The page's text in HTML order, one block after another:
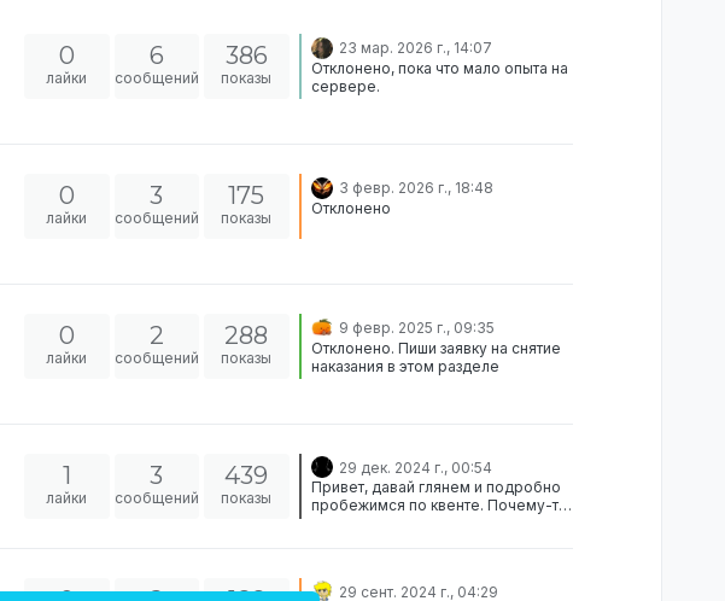
0
лайки
6
сообщений
386
показы
23 мар. 2026 г., 14:07
Отклонено, пока что мало опыта на
сервере.
0
лайки
3
сообщений
175
показы
3 февр. 2026 г., 18:48
Отклонено
0
лайки
2
сообщений
288
показы
9 февр. 2025 г., 09:35
Отклонено. Пиши заявку на снятие
наказания в этом разделе
1
лайки
3
сообщений
439
показы
29 дек. 2024 г., 00:54
Привет, давай глянем и подробно
пробежимся по квенте. Почему-то
хватило” на оплату обучения, хотя
профессии как дипломат и доктор
29 сент. 2024 г., 04:29